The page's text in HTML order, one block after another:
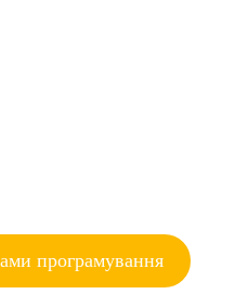
програмування